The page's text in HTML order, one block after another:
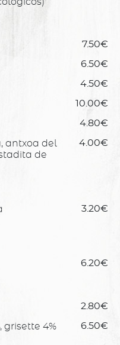
7.50€
6.50€
4.50€
10.00€
4.80€
antxoa del
de
4.00€
3.20€
6.20€
2.80€
grisette 4%
6.50€